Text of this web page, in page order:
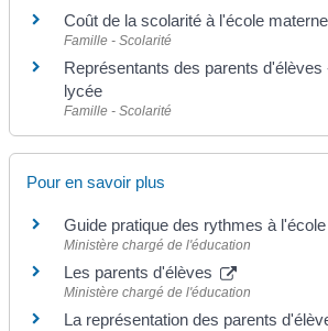
Coût de la scolarité à l'école
Famille - Scolarité
Représentants des parents d'élèves
lycée
Famille - Scolarité
Pour en savoir plus
Guide pratique des rythmes à
Ministère chargé de l'éducation
Les parents d'élèves
Ministère chargé de l'éducation
La représentation des parents